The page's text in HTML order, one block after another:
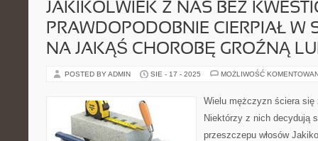
JAKIKOLWIEK Z NAS BEZ
PRAWDOPODOBNIE CIERPIAŁ W
NA JAKĄŚ CHOROBĘ GROŹNĄ
POSTED BY ADMIN SIE - 17 - 2025 MOŻLIWOŚĆ
Wielu mężczyzn ściera się
Niektórzy z nich decydują
przeszczepu włosów